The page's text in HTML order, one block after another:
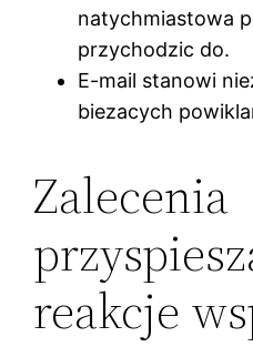
natychmiastowa
przychodzic do.
E-mail stanowi
biezacych
Zalecenia
reakcje